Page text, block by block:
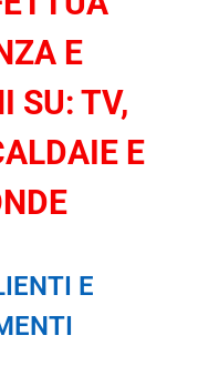
E
SU: TV,
E
E